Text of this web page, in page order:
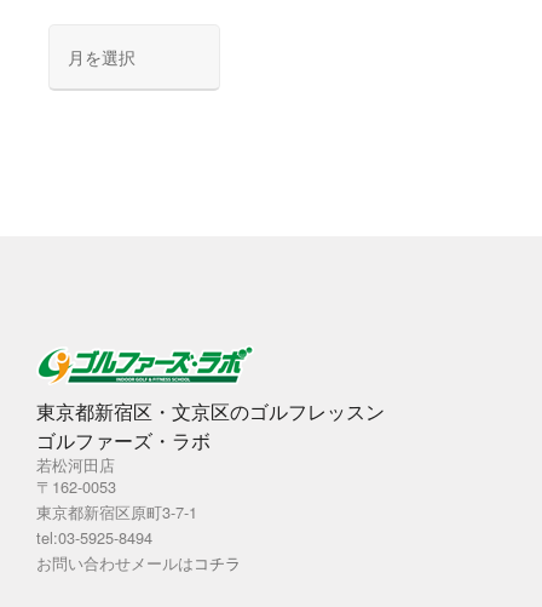
カ
東京都新宿区・文京区のゴルフレッスン
ゴルファーズ・ラボ
若松河田店
〒162-0053
東京都新宿区原町3-7-1
tel:03-5925-8494
お問い合わせメールはコチラ